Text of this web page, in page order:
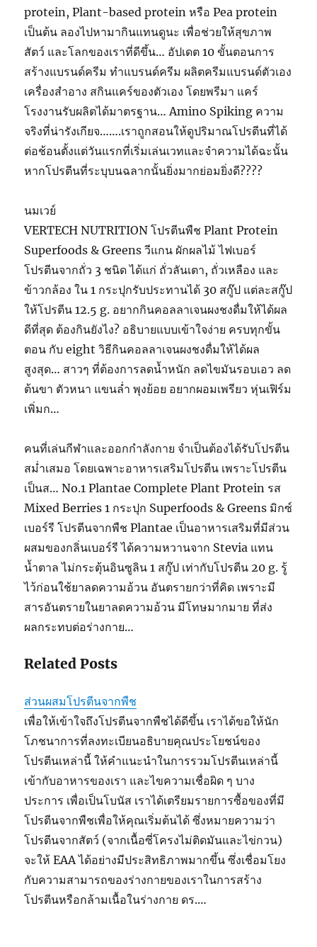
protein, Plant-based protein หรือ Pea protein
เป็นต้น ลองไปหามากินแทนดูนะ เพื่อช่วยให้สุขภาพ
สัตว์ และโลกของเราที่ดีขึ้น… อัปเดต 10 ขั้นตอนการ
สร้างแบรนด์ครีม ทำแบรนด์ครีม ผลิตครีมแบรนด์ตัวเอง
เครื่องสำอาง สกินแคร์ของตัวเอง โดยพรีมา แคร์
โรงงานรับผลิตได้มาตรฐาน… Amino Spiking ความ
จริงที่น่ารังเกียจ…….เราถูกสอนให้ดูปริมาณโปรตีนที่ได้
ต่อช้อนตั้งแต่วันแรกที่เริ่มเล่นเวทและจำความได้ฉะนั้น
หากโปรตีนที่ระบุบนฉลากนั้นยิ่งมากย่อมยิ่งดี????
นมเวย์
VERTECH NUTRITION โปรตีนพืช Plant Protein
Superfoods & Greens วีแกน ผักผลไม้ ไฟเบอร์
โปรตีนจากถั่ว 3 ชนิด ได้แก่ ถั่วลันเตา, ถั่วเหลือง และ
ข้าวกล้อง ใน 1 กระปุกรับประทานได้ 30 สกู๊ป แต่ละสกู๊ป
ให้โปรตีน 12.5 g. อยากกินคอลลาเจนผงชงดื่มให้ได้ผล
ดีที่สุด ต้องกินยังไง? อธิบายแบบเข้าใจง่าย ครบทุกขั้น
ตอน กับ eight วิธีกินคอลลาเจนผงชงดื่มให้ได้ผล
สูงสุด… สาวๆ ที่ต้องการลดน้ำหนัก ลดไขมันรอบเอว ลด
ต้นขา ตัวหนา แขนล่ำ พุงย้อย อยากผอมเพรียว หุ่นเฟิร์ม
เพิ่มก…
คนที่เล่นกีฬาและออกกำลังกาย จำเป็นต้องได้รับโปรตีน
สม่ำเสมอ โดยเฉพาะอาหารเสริมโปรตีน เพราะโปรตีน
เป็นส… No.1 Plantae Complete Plant Protein รส
Mixed Berries 1 กระปุก Superfoods & Greens มิกซ์
เบอร์รี โปรตีนจากพืช Plantae เป็นอาหารเสริมที่มีส่วน
ผสมของกลิ่นเบอร์รี ได้ความหวานจาก Stevia แทน
น้ำตาล ไม่กระตุ้นอินซูลิน 1 สกู๊ป เท่ากับโปรตีน 20 g. รู้
ไว้ก่อนใช้ยาลดความอ้วน อันตรายกว่าที่คิด เพราะมี
สารอันตรายในยาลดความอ้วน มีโทษมากมาย ที่ส่ง
ผลกระทบต่อร่างกาย…
Related Posts
ส่วนผสมโปรตีนจากพืช
เพื่อให้เข้าใจถึงโปรตีนจากพืชได้ดีขึ้น เราได้ขอให้นัก
โภชนาการที่ลงทะเบียนอธิบายคุณประโยชน์ของ
โปรตีนเหล่านี้ ให้คำแนะนำในการรวมโปรตีนเหล่านี้
เข้ากับอาหารของเรา และไขความเชื่อผิด ๆ บาง
ประการ เพื่อเป็นโบนัส เราได้เตรียมรายการซื้อของที่มี
โปรตีนจากพืชเพื่อให้คุณเริ่มต้นได้ ซึ่งหมายความว่า
โปรตีนจากสัตว์ (จากเนื้อซี่โครงไม่ติดมันและไข่กวน)
จะให้ EAA ได้อย่างมีประสิทธิภาพมากขึ้น ซึ่งเชื่อมโยง
กับความสามารถของร่างกายของเราในการสร้าง
โปรตีนหรือกล้ามเนื้อในร่างกาย ดร.…